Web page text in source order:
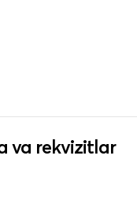
va rekvizitlar